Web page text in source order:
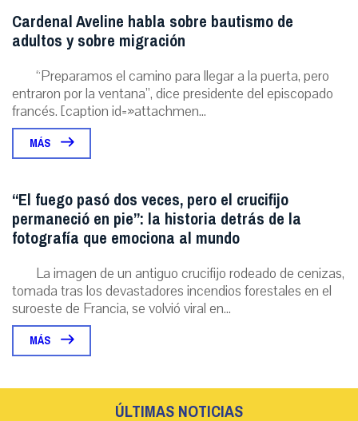
Cardenal Aveline habla sobre bautismo de
adultos y sobre migración
“Preparamos el camino para llegar a la puerta, pero
entraron por la ventana”, dice presidente del episcopado
francés. [caption id=»attachmen...
MÁS
“El fuego pasó dos veces, pero el crucifijo
permaneció en pie”: la historia detrás de la
fotografía que emociona al mundo
La imagen de un antiguo crucifijo rodeado de cenizas,
tomada tras los devastadores incendios forestales en el
suroeste de Francia, se volvió viral en...
MÁS
ÚLTIMAS NOTICIAS